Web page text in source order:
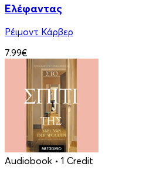
Ελέφαντας
Ρέιμοντ Κάρβερ
7.99€
Audiobook • 1 Credit